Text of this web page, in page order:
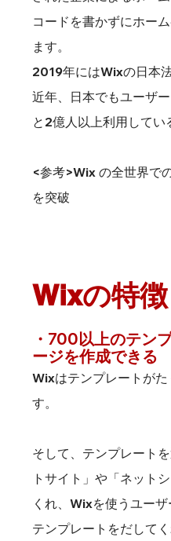
コードを書かずにホー
ます。
2019年にはWixの日本法
近年、日本でもユーザ
と2億人以上利用してい
<参考>Wix の全世界で
を突破
Wixの特徴
・700以上のテン
ージを作成できる
Wixはテンプレートが
す。
そして、テンプレート
トサイト」や「ネット
くれ、Wixを使うユー
テンプレートをだしてく